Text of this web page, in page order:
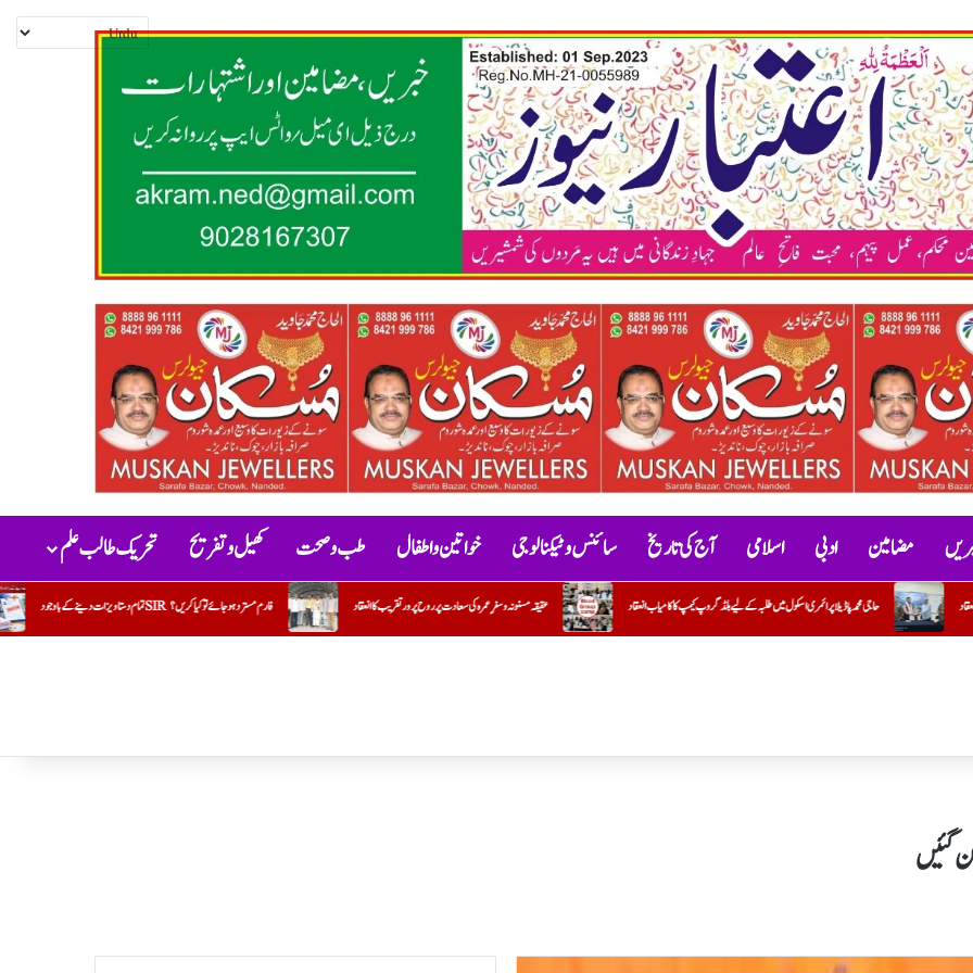
कया अप भी
مضامین ادبی اسلامی آج کی تاریخ سائنس و ٹیکنالوجی خواتین و اطفال طب و صحت کھیل و تفریح تحریک طالب علم
تحریک طالب علم: پسندیدہ اشعار (قسط:45) تمام دستاویزات دینے کے باوجود SIR فارم مسترد ہو جائے تو کیا کریں؟ عقیقہ مسنونہ و سفرِ عمرہ کی سعادت پر روح پرور تقریب کا انعقاد طلبہ کے لیے بلڈ گروپ کیمپ کا کامیاب انعقاد
گئیں